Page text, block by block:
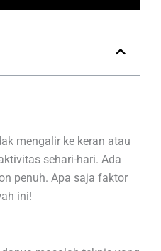
mengalir ke keran atau
sehari-hari. Ada
penuh. Apa saja faktor
ini!